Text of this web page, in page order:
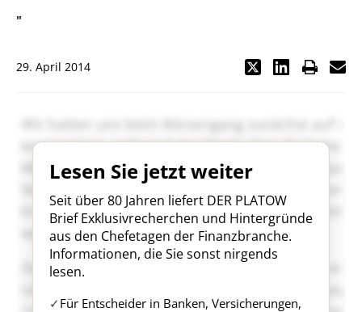
"
29. April 2014
Lesen Sie jetzt weiter
Seit über 80 Jahren liefert DER PLATOW
Brief Exklusivrecherchen und Hintergründe
aus den Chefetagen der Finanzbranche.
Informationen, die Sie sonst nirgends
lesen.
Für Entscheider in Banken, Versicherungen,